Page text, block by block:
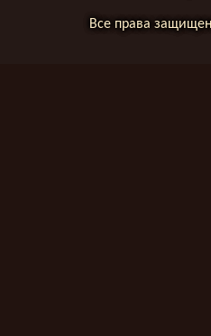
Все права